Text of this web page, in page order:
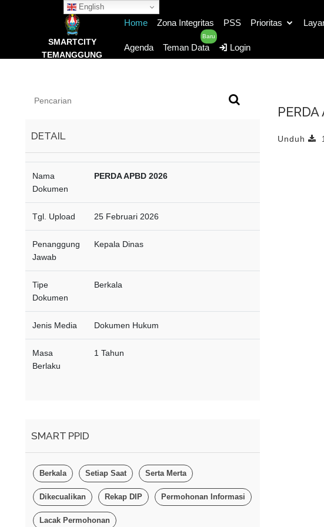
English
SMARTCITY
TEMANGGUNG
Home Zona Integritas PSS Prioritas
Agenda Teman Data
Baru
Login
DETAIL
Nama
Dokumen
PERDA APBD 2026
Tgl. Upload 25 Februari 2026
Penanggung
Jawab
Kepala Dinas
Tipe
Dokumen
Berkala
Jenis Media Dokumen Hukum
Masa
Berlaku
1 Tahun
SMART PPID
Berkala Setiap Saat Serta Merta
Dikecualikan Rekap DIP Permohonan Informasi
Lacak Permohonan
Unduh